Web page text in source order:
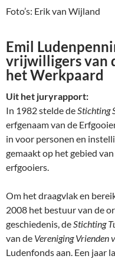
Foto’s: Erik van Wijland
Emil
vrijwilligers van
het Werkpaard
Uit het juryrapport:
In 1982 stelde deStichting
erfgenaam van de
in voor personen en
gemaakt op het gebied
erfgooiers.
Om het draagvlak en
2008 het bestuur van de
geschiedenis, deStichting
van de Vereniging Vrienden
Ludenfonds aan. Een jaar